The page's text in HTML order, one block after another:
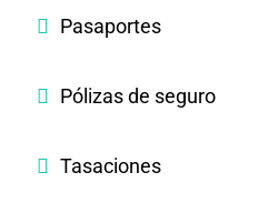
Pasaportes
Pólizas de seguro
Tasaciones